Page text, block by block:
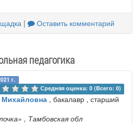
| Оставить комментарий
педагогика
г.
Средняя оценка: 0 (Всего: 0)
, бакалавр , старший
, Тамбовская обл